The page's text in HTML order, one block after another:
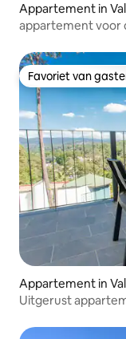
Appartement in
appartement voor
Favoriet van
Favoriet van
Appartement in
Uitgerust